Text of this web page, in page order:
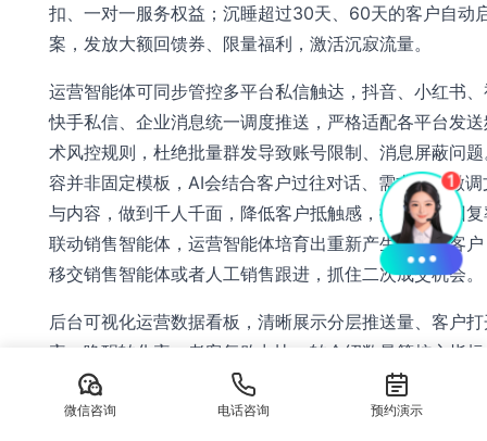
扣、一对一服务权益；沉睡超过30天、60天的客户自动
案，发放大额回馈券、限量福利，激活沉寂流量。
运营智能体可同步管控多平台私信触达，抖音、小红书
快手私信、企业消息统一调度推送，严格适配各平台发
术风控规则，杜绝批量群发导致账号限制、消息屏蔽问
容并非固定模板，AI会结合客户过往对话、需求偏好微
与内容，做到千人千面，降低客户抵触感，提升打开回
联动销售智能体，运营智能体培育出重新产生意向的客
移交销售智能体或者人工销售跟进，抓住二次成交机会。
后台可视化运营数据看板，清晰展示分层推送量、客户
率、唤醒转化率、老客复购占比、转介绍数量等核心指
分析哪类活动、哪套话术运营效果更好，给出优化调整
运营人员迭代策略。整套智能体体系和螳螂AI私信客服
微信咨询 电话咨询 预约演示